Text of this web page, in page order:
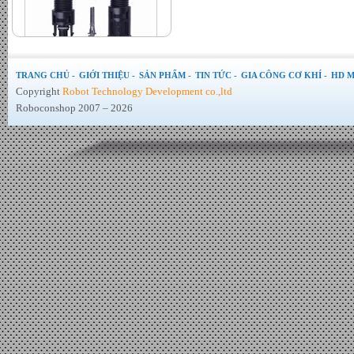
Jack MC4 đầu bấm chính hãng
- Đơn giá : LiÃªn há»‡
Bộ hòa lưới Inverter Sofar 6kw
- Đơn giá : LiÃªn há»‡
TRANG CHỦ - GIỚI THIỆU - SẢN PHẨM - TIN TỨC - GIA CÔNG CƠ KHÍ - HD
Copyright Robot Technology Development co.,ltd
Roboconshop 2007 – 2026